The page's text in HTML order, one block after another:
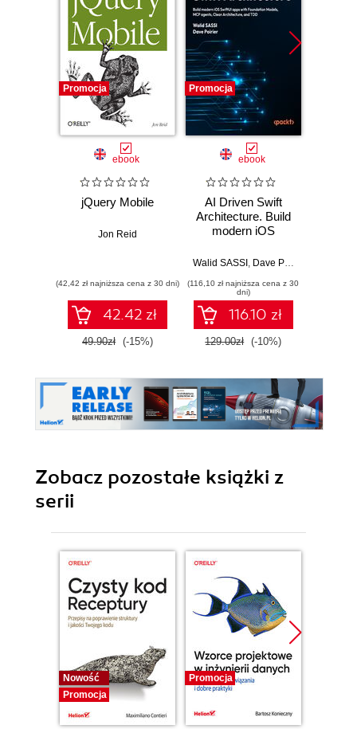
Promocja
ebook
jQuery Mobile
Jon Reid
(42,42 zł najniższa cena z 30 dni)
42.42 zł
49.90zł (-15%)
Promocja
ebook
AI Driven Swift
Architecture. Build
modern iOS
Foundation
agents, Clean
Architecture, and
TDD
Walid SASSI, Dave Poirier
(116,10 zł najniższa cena z 30
dni)
116.10 zł
129.00zł (-10%)
Zobacz pozostałe książki z
serii
Nowość
Promocja
Promocja